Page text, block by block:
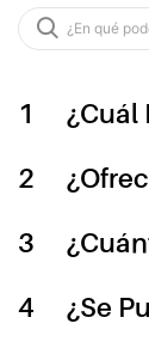
1
¿Cuál
2
3
4
¿Se